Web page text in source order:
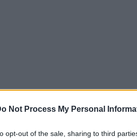
Not Process My Personal
opt-out of the sale, sharing to third